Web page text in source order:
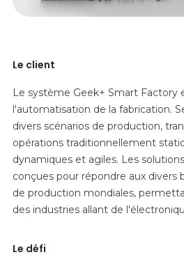
Le client
Le système Geek+ Smart Factory
l'automatisation de la fabrication.
divers scénarios de production,
opérations traditionnellement
dynamiques et agiles. Les
conçues pour répondre aux divers
de production mondiales,
des industries allant de
Le défi